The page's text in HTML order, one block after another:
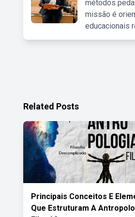
métodos
missão é
educacionais
Related Posts
Principais Conceitos E
Que Estruturam A